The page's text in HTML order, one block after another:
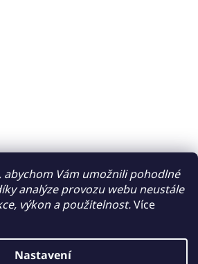
abychom Vám umožnili pohodlné
analýze provozu webu neustále
výkon a použitelnost.Více
Nastavení